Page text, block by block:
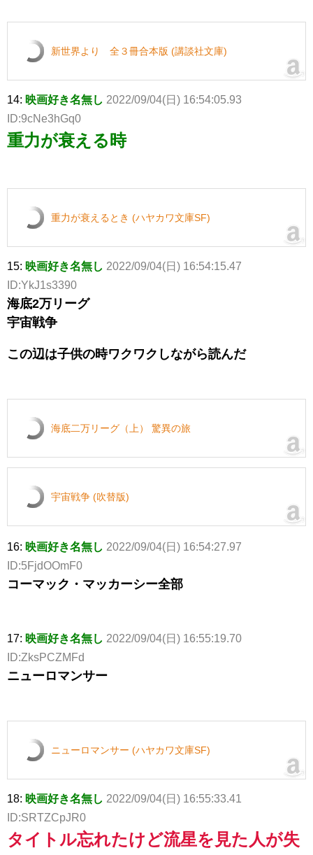
新世界より 全３冊合本版 (講談社文庫)
14: 映画好き名無し 2022/09/04(日) 16:54:05.93
ID:9cNe3hGq0
重力が衰える時
重力が衰えるとき (ハヤカワ文庫SF)
15: 映画好き名無し 2022/09/04(日) 16:54:15.47
ID:YkJ1s3390
海底2万リーグ
宇宙戦争
この辺は子供の時ワクワクしながら読んだ
海底二万リーグ（上） 驚異の旅
宇宙戦争 (吹替版)
16: 映画好き名無し 2022/09/04(日) 16:54:27.97
ID:5FjdOOmF0
コーマック・マッカーシー全部
17: 映画好き名無し 2022/09/04(日) 16:55:19.70
ID:ZksPCZMFd
ニューロマンサー
ニューロマンサー (ハヤカワ文庫SF)
18: 映画好き名無し 2022/09/04(日) 16:55:33.41
ID:SRTZCpJR0
タイトル忘れたけど流星を見た人が失